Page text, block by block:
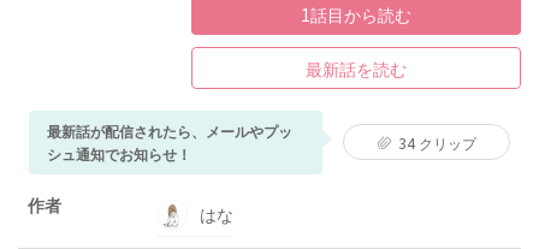
1話目から読む
最新話を読む
最新話が配信されたら、メールやプッ
シュ通知でお知らせ！
34クリップ
作者 はな